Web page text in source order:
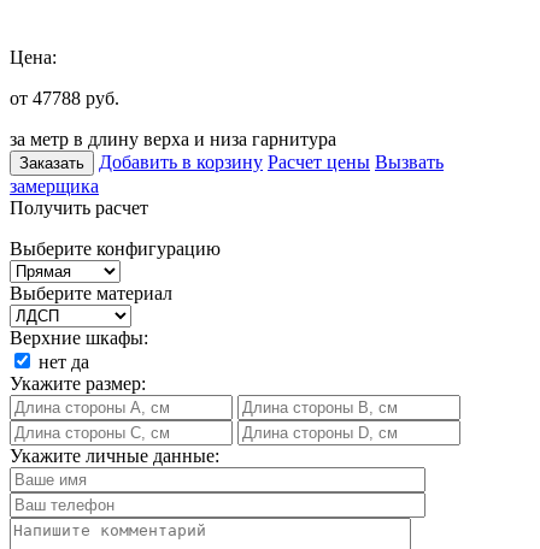
Цена:
от 47788 руб.
за метр в длину верха и низа гарнитура
Заказать Добавить в корзину Расчет цены Вызвать
замерщика
Получить расчет
Выберите конфигурацию
Выберите материал
Верхние шкафы:
нет да
Укажите размер:
Укажите личные данные: